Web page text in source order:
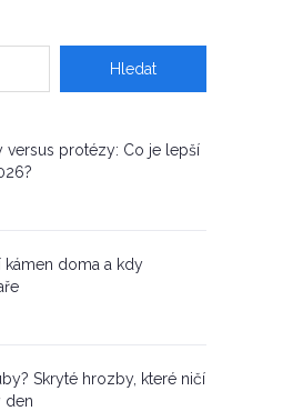
versus protézy: Co je lepší
kámen doma a kdy
Skryté hrozby, které ničí
den